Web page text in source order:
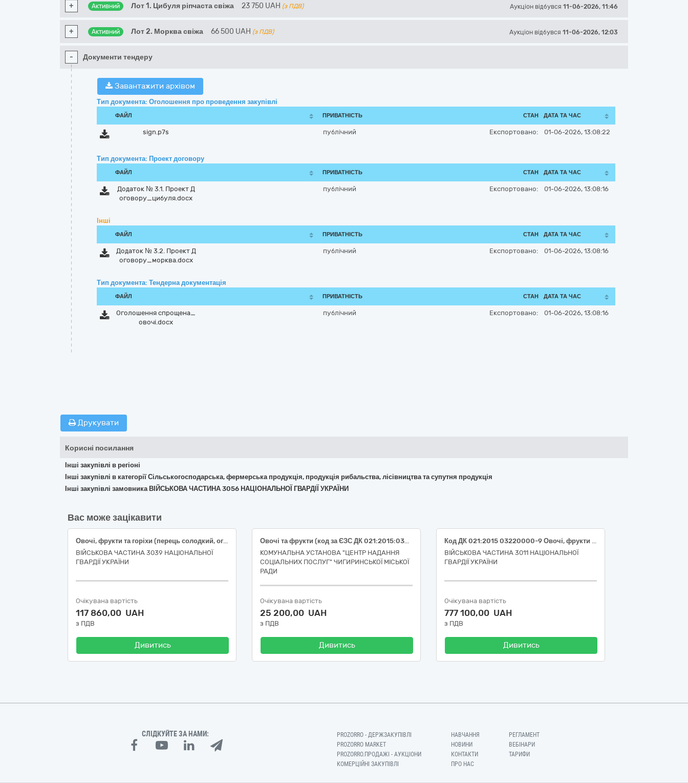
+ Активний Лот 1. Цибуля ріпчаста свіжа 23 750 UAH (з ПДВ) Аукціон відбувся 11-06-2026, 11:46
+ Активний Лот 2. Морква свіжа 66 500 UAH (з ПДВ) Аукціон відбувся 11-06-2026, 12:03
- Документи тендеру
Завантажити архівом
Тип документа: Оголошення про проведення закупівлі
ФАЙЛ ПРИВАТНІСТЬ СТАН ДАТА ТА ЧАС
sign.p7s публічний Експортовано: 01-06-2026, 13:08:22
Тип документа: Проект договору
ФАЙЛ ПРИВАТНІСТЬ СТАН ДАТА ТА ЧАС
Додаток № 3.1. Проект Д
оговору_цибуля.docx
публічний Експортовано: 01-06-2026, 13:08:16
Інші
ФАЙЛ ПРИВАТНІСТЬ СТАН ДАТА ТА ЧАС
Додаток № 3.2. Проект Д
оговору_морква.docx
публічний Експортовано: 01-06-2026, 13:08:16
Тип документа: Тендерна документація
ФАЙЛ ПРИВАТНІСТЬ СТАН ДАТА ТА ЧАС
Оголошення спрощена_
овочі.docx
публічний Експортовано: 01-06-2026, 13:08:16
Друкувати
Корисні посилання
Інші закупівлі в регіоні
Інші закупівлі в категорії Сільськогосподарська, фермерська продукція, продукція рибальства, лісівництва та супутня продукція
Інші закупівлі замовника ВІЙСЬКОВА ЧАСТИНА 3056 НАЦІОНАЛЬНОЇ ГВАРДІЇ УКРАЇНИ
Вас може зацікавити
Овочі, фрукти та горіхи (перець солодкий, огірок свіжий , помідори свіжі, часник свіжий)
ВІЙСЬКОВА ЧАСТИНА 3039 НАЦІОНАЛЬНОЇ
ГВАРДІЇ УКРАЇНИ
Очікувана вартість
117 860,00 UAH
з ПДВ
Дивитись
Овочі та фрукти (код за ЄЗС ДК 021:2015:03220000-9 «Овочі, фрукти та горіхи») (капуста рання, цибуля, морква, буряк столовий, банани, полуниця, помідори, огірки, кабачки)
КОМУНАЛЬНА УСТАНОВА "ЦЕНТР НАДАННЯ
СОЦІАЛЬНИХ ПОСЛУГ" ЧИГИРИНСЬКОЇ МІСЬКОЇ
РАДИ
Очікувана вартість
25 200,00 UAH
з ПДВ
Дивитись
Код ДК 021:2015 03220000-9 Овочі, фрукти та горіхи (Код ДК 021:2015 03222210-8 лимони, Код ДК 021:2015 03222111-4 банани, Код ДК 021:2015 03222220-1 апельсини, Код ДК 021:2015 03222321-9 яблука, Код ДК 021:2015 03222322-6 груші, Код ДК 021:2015 03222118-3 ківі, Код ДК 021:2015 03222230-4 грейпфрут, Код ДК 021:2015 03222313-0 полуниця, Код ДК 021:2015 03222331-2 абрикос)
ВІЙСЬКОВА ЧАСТИНА 3011 НАЦІОНАЛЬНОЇ
ГВАРДІЇ УКРАЇНИ
Очікувана вартість
777 100,00 UAH
з ПДВ
Дивитись
СЛІДКУЙТЕ ЗА НАМИ:
PROZORRO - ДЕРЖЗАКУПІВЛІ
PROZORRO MARKET
PROZORRO.ПРОДАЖІ - АУКЦІОНИ
КОМЕРЦІЙНІ ЗАКУПІВЛІ
НАВЧАННЯ
НОВИНИ
КОНТАКТИ
ПРО НАС
РЕГЛАМЕНТ
ВЕБІНАРИ
ТАРИФИ